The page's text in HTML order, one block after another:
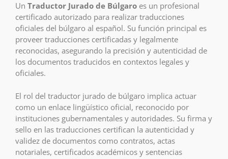
Un Traductor Jurado de Búlgaro es un profesional
certificado autorizado para realizar traducciones
oficiales del búlgaro al español. Su función principal es
proveer traducciones certificadas y legalmente
reconocidas, asegurando la precisión y autenticidad de
los documentos traducidos en contextos legales y
oficiales.
El rol del traductor jurado de búlgaro implica actuar
como un enlace lingüístico oficial, reconocido por
instituciones gubernamentales y autoridades. Su firma y
sello en las traducciones certifican la autenticidad y
validez de documentos como contratos, actas
notariales, certificados académicos y sentencias